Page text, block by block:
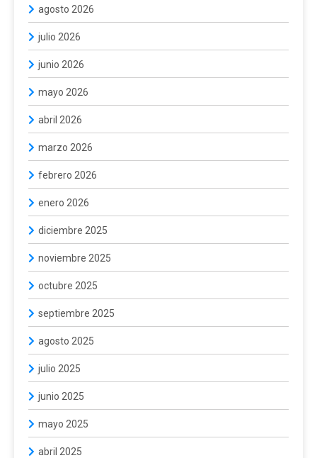
agosto 2026
julio 2026
junio 2026
mayo 2026
abril 2026
marzo 2026
febrero 2026
enero 2026
diciembre 2025
noviembre 2025
octubre 2025
septiembre 2025
agosto 2025
julio 2025
junio 2025
mayo 2025
abril 2025